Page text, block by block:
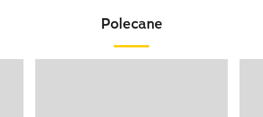
Polecane